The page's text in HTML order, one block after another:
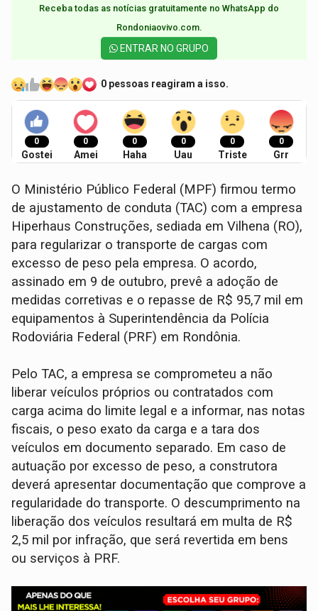
Receba todas as notícias gratuitamente no WhatsApp do
Rondoniaovivo.com.​
ENTRAR NO GRUPO
0 pessoas reagiram a isso.
0
Gostei
0
Amei
0
Haha
0
Uau
0
Triste
0
Grr
O Ministério Público Federal (MPF) firmou termo
de ajustamento de conduta (TAC) com a empresa
Hiperhaus Construções, sediada em Vilhena (RO),
para regularizar o transporte de cargas com
excesso de peso pela empresa. O acordo,
assinado em 9 de outubro, prevê a adoção de
medidas corretivas e o repasse de R$ 95,7 mil em
equipamentos à Superintendência da Polícia
Rodoviária Federal (PRF) em Rondônia.
Pelo TAC, a empresa se comprometeu a não
liberar veículos próprios ou contratados com
carga acima do limite legal e a informar, nas notas
fiscais, o peso exato da carga e a tara dos
veículos em documento separado. Em caso de
autuação por excesso de peso, a construtora
deverá apresentar documentação que comprove a
regularidade do transporte. O descumprimento na
liberação dos veículos resultará em multa de R$
2,5 mil por infração, que será revertida em bens
ou serviços à PRF.